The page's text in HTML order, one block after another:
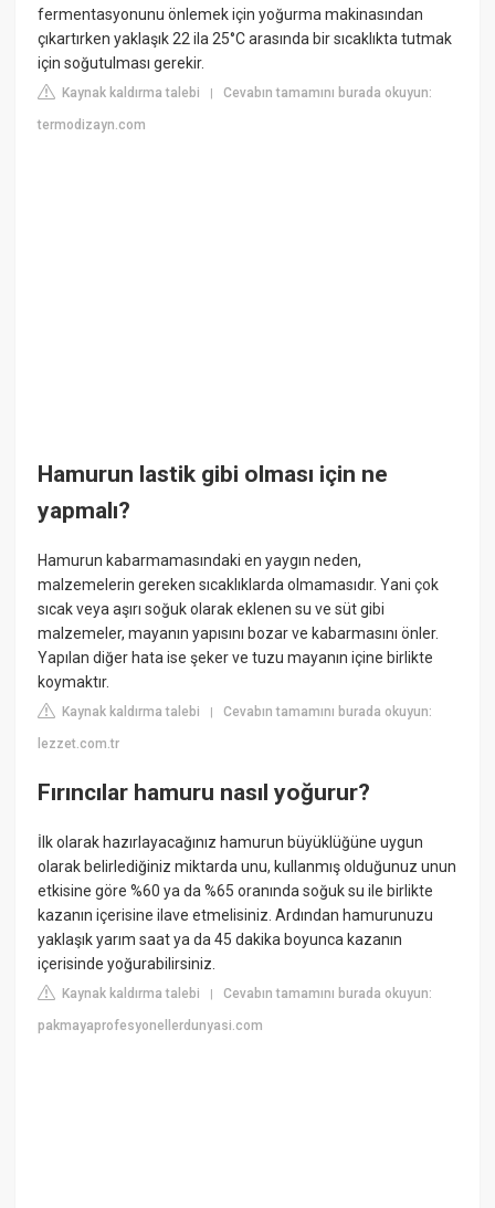
fermentasyonunu önlemek için yoğurma makinasından
çıkartırken yaklaşık 22 ila 25°C arasında bir sıcaklıkta tutmak
için soğutulması gerekir.
Kaynak kaldırma talebi |Cevabın tamamını burada okuyun:
termodizayn.com
Hamurun lastik gibi olması için ne
yapmalı?
Hamurun kabarmamasındaki en yaygın neden,
malzemelerin gereken sıcaklıklarda olmamasıdır. Yani çok
sıcak veya aşırı soğuk olarak eklenen su ve süt gibi
malzemeler, mayanın yapısını bozar ve kabarmasını önler.
Yapılan diğer hata ise şeker ve tuzu mayanın içine birlikte
koymaktır.
Kaynak kaldırma talebi |Cevabın tamamını burada okuyun:
lezzet.com.tr
Fırıncılar hamuru nasıl yoğurur?
İlk olarak hazırlayacağınız hamurun büyüklüğüne uygun
olarak belirlediğiniz miktarda unu, kullanmış olduğunuz unun
etkisine göre %60 ya da %65 oranında soğuk su ile birlikte
kazanın içerisine ilave etmelisiniz. Ardından hamurunuzu
yaklaşık yarım saat ya da 45 dakika boyunca kazanın
içerisinde yoğurabilirsiniz.
Kaynak kaldırma talebi |Cevabın tamamını burada okuyun:
pakmayaprofesyonellerdunyasi.com